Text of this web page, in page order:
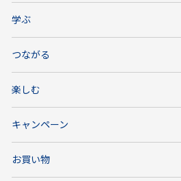
学ぶ
つながる
楽しむ
キャンペーン
お買い物